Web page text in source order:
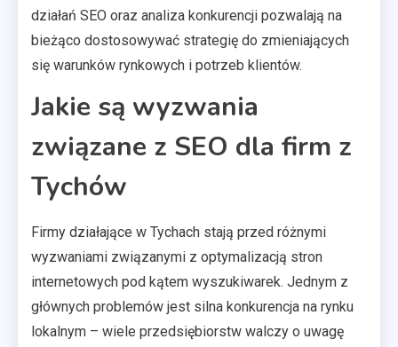
działań SEO oraz analiza konkurencji pozwalają na
bieżąco dostosowywać strategię do zmieniających
się warunków rynkowych i potrzeb klientów.
Jakie są wyzwania
związane z SEO dla firm z
Tychów
Firmy działające w Tychach stają przed różnymi
wyzwaniami związanymi z optymalizacją stron
internetowych pod kątem wyszukiwarek. Jednym z
głównych problemów jest silna konkurencja na rynku
lokalnym – wiele przedsiębiorstw walczy o uwagę